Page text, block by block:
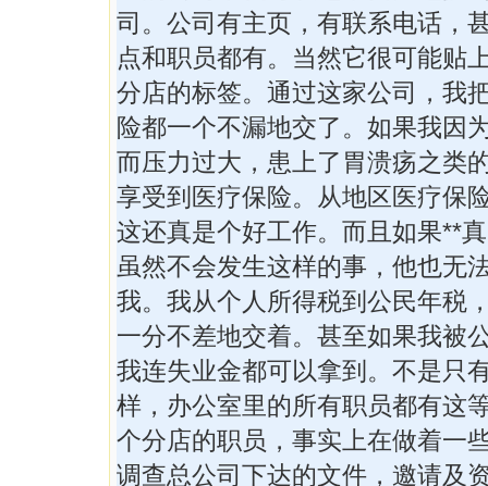
司。公司有主页，有联系电话，
点和职员都有。当然它很可能贴
分店的标签。通过这家公司，我
险都一个不漏地交了。如果我因
而压力过大，患上了胃溃疡之类
享受到医疗保险。从地区医疗保
这还真是个好工作。而且如果**
虽然不会发生这样的事，他也无
我。我从个人所得税到公民年税
一分不差地交着。甚至如果我被
我连失业金都可以拿到。不是只
样，办公室里的所有职员都有这
个分店的职员，事实上在做着一
调查总公司下达的文件，邀请及